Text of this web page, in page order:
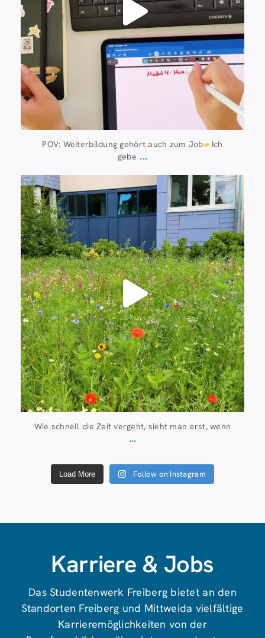
POV: Weiterbildung gehört auch zum Job Ich
gebe ...
112 6
Wie schnell die Zeit vergeht, sieht man erst, wenn
...
Load More Follow on Instagram
Karriere & Jobs
Das Studentenwerk Freiberg bietet an den
Standorten Freiberg und Mittweida vielfältige
Karrieremöglichkeiten von der